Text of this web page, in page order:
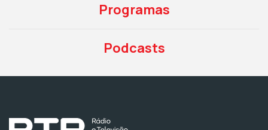
Programas
Podcasts